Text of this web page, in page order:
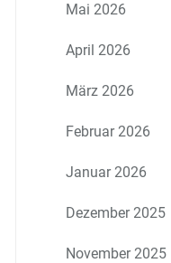
Mai 2026
April 2026
März 2026
Februar 2026
Januar 2026
Dezember 2025
November 2025